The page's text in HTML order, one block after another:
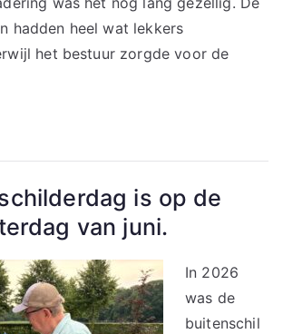
hadden heel wat lekkers
het bestuur zorgde voor de
is op de
van juni.
In 2026
was de
buitenschil